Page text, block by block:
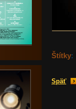
Štítky:
Späť